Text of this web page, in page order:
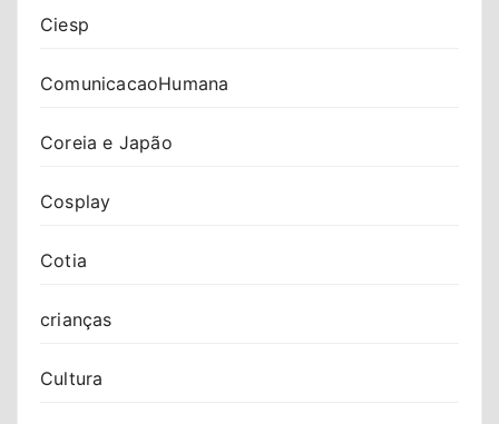
Ciesp
ComunicacaoHumana
Coreia e Japão
Cosplay
Cotia
crianças
Cultura